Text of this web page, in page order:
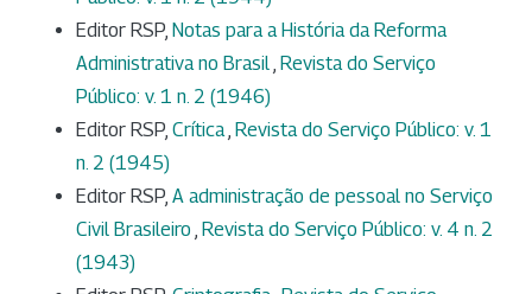
Editor RSP, Notas para a História da Reforma
Administrativa no Brasil, Revista do Serviço
Público: v. 1 n. 2 (1946)
Editor RSP, Crítica, Revista do Serviço Público: v. 1
n. 2 (1945)
Editor RSP, A administração de pessoal no Serviço
Civil Brasileiro , Revista do Serviço Público: v. 4 n. 2
(1943)